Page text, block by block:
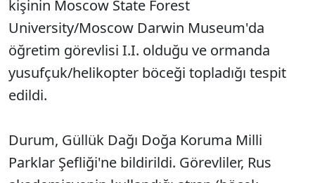
kişinin Moscow State Forest
University/Moscow Darwin Museum'da
öğretim görevlisi I.I. olduğu ve ormanda
yusufçuk/helikopter böceği topladığı tespit
edildi.
Durum, Güllük Dağı Doğa Koruma Milli
Parklar Şefliği'ne bildirildi. Görevliler, Rus